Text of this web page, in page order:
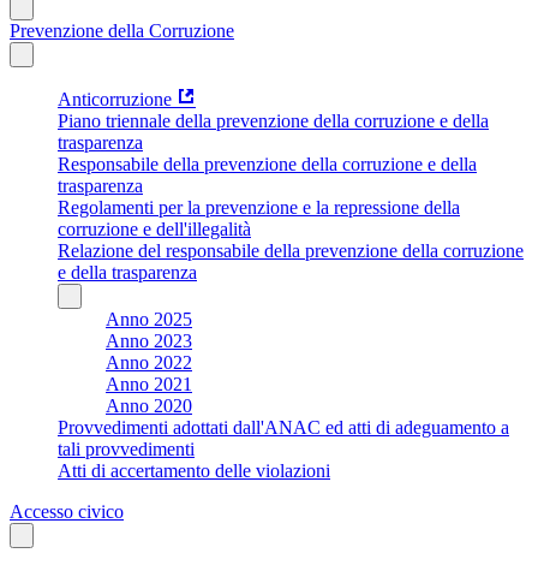
Prevenzione della Corruzione
Anticorruzione
Piano triennale della prevenzione della corruzione e della
trasparenza
Responsabile della prevenzione della corruzione e della
trasparenza
Regolamenti per la prevenzione e la repressione della
corruzione e dell'illegalità
Relazione del responsabile della prevenzione della corruzione
e della trasparenza
Anno 2025
Anno 2023
Anno 2022
Anno 2021
Anno 2020
Provvedimenti adottati dall'ANAC ed atti di adeguamento a
tali provvedimenti
Atti di accertamento delle violazioni
Accesso civico